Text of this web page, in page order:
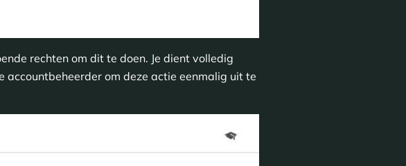
rechten om dit te doen. Je dient volledig
om deze actie eenmalig uit te